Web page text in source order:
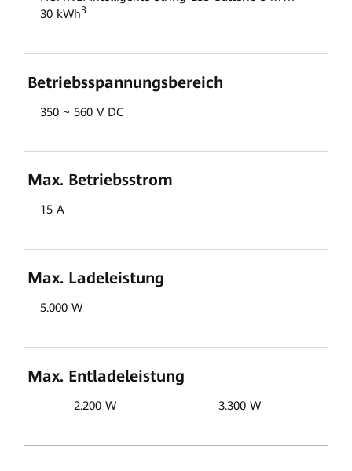
30 kWh3
Betriebsspannungsbereich
350 ~ 560 V DC
Max. Betriebsstrom
15 A
Max. Ladeleistung
5.000 W
Max. Entladeleistung
2.200 W 3.300 W